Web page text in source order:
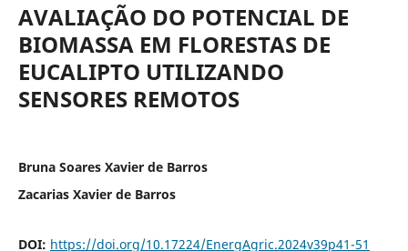
AVALIAÇÃO DO POTENCIAL DE
BIOMASSA EM FLORESTAS DE
EUCALIPTO UTILIZANDO
SENSORES REMOTOS
Bruna Soares Xavier de Barros
Zacarias Xavier de Barros
DOI: https://doi.org/10.17224/EnergAgric.2024v39p41-51